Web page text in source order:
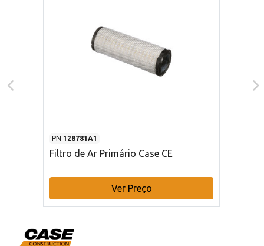
PN 128781A1
Filtro de Ar Primário Case CE
Ver Preço